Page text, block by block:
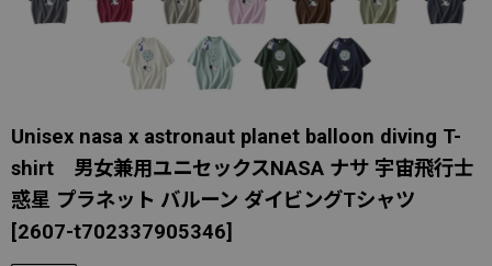
Unisex nasa x astronaut planet balloon diving T-
shirt 男女兼用ユニセックスNASA ナサ 宇宙飛行士
惑星 プラネット バルーン ダイビングTシャツ
[2607-t702337905346]